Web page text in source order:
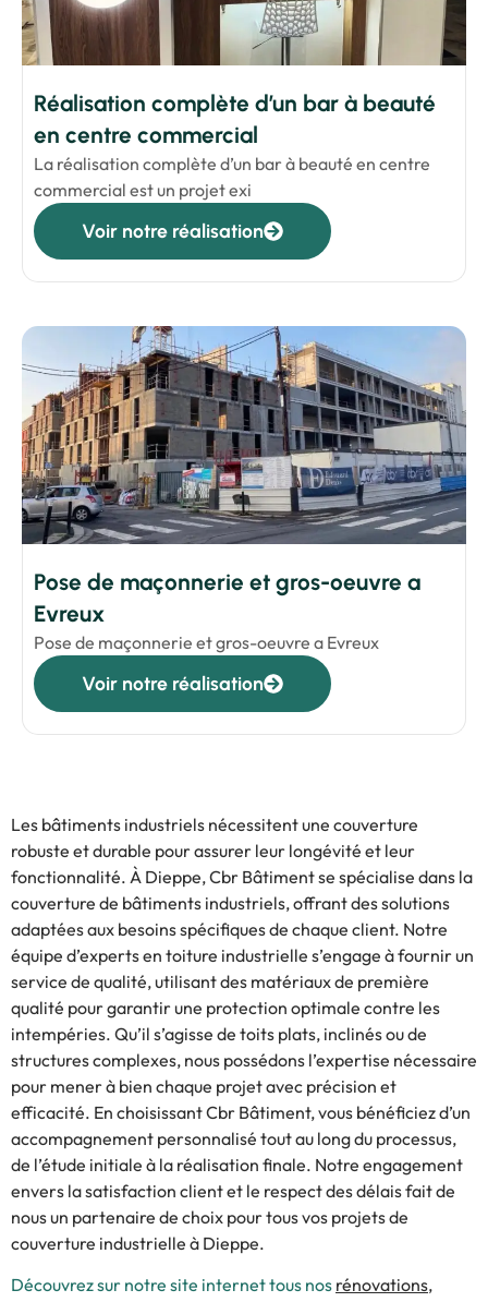
Réalisation complète d’un bar à beauté
en centre commercial
La réalisation complète d’un bar à beauté en centre
commercial est un projet exi
Voir notre réalisation
Pose de maçonnerie et gros-oeuvre a
Evreux
Pose de maçonnerie et gros-oeuvre a Evreux
Voir notre réalisation
Les bâtiments industriels nécessitent une couverture
robuste et durable pour assurer leur longévité et leur
fonctionnalité. À Dieppe, Cbr Bâtiment se spécialise dans la
couverture de bâtiments industriels, offrant des solutions
adaptées aux besoins spécifiques de chaque client. Notre
équipe d’experts en toiture industrielle s’engage à fournir un
service de qualité, utilisant des matériaux de première
qualité pour garantir une protection optimale contre les
intempéries. Qu’il s’agisse de toits plats, inclinés ou de
structures complexes, nous possédons l’expertise nécessaire
pour mener à bien chaque projet avec précision et
efficacité. En choisissant Cbr Bâtiment, vous bénéficiez d’un
accompagnement personnalisé tout au long du processus,
de l’étude initiale à la réalisation finale. Notre engagement
envers la satisfaction client et le respect des délais fait de
nous un partenaire de choix pour tous vos projets de
couverture industrielle à Dieppe.
Découvrez sur notre site internet tous nos rénovations,